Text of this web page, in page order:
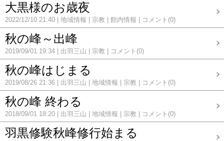
大黒様のお歳夜
2022/12/10 21:40 地域情報 宗教 館内情報 コメント(0)
秋の峰～出峰
2019/09/01 19:34 出羽三山 宗教 コメント(0)
秋の峰はじまる
2019/08/26 21:36 出羽三山 地域情報 宗教 コメント(0)
秋の峰 終わる
2018/09/01 18:20 出羽三山 地域情報 宗教 コメント(0)
羽黒修験秋峰修行始まる